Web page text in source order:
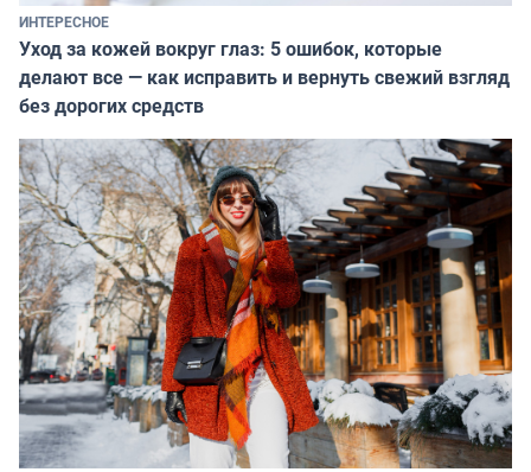
ИНТЕРЕСНОЕ
Уход за кожей вокруг глаз: 5 ошибок, которые
делают все — как исправить и вернуть свежий взгляд
без дорогих средств